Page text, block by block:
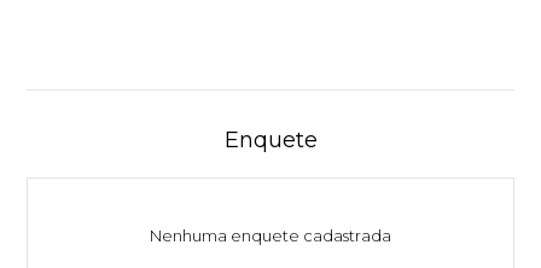
Enquete
Nenhuma enquete cadastrada